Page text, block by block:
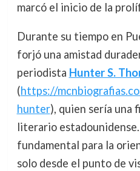
marcó el inicio de la
Durante su tiempo en
forjó una amistad
periodista Hunter S.
(https://
hunter), quien sería una
literario
fundamental para la
solo desde el punto de